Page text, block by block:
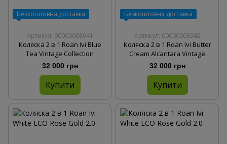
Безкоштовна доставка
Артикул: 00000008941
Коляска 2 в 1 Roan Ivi Blue
Tea Vintage Collection
32 000 грн
Купити
Безкоштовна доставка
Артикул: 00000008942
Коляска 2 в 1 Roan Ivi Butter
Cream Alcantara Vintage
Collection
32 000 грн
Купити